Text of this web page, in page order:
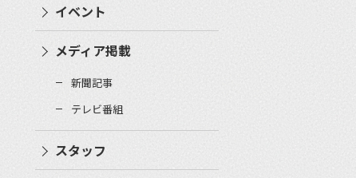
イベント
メディア掲載
新聞記事
テレビ番組
スタッフ